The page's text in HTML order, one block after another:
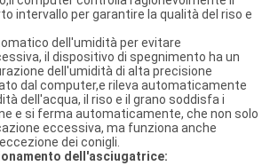
intervallo per garantire la qualità del riso e
dell'umidità per evitare
il dispositivo di spegnimento ha un
dell'umidità di alta precisione
dal computer,e rileva automaticamente
dell'acqua, il riso e il grano soddisfa i
e si ferma automaticamente, che non solo
eccessiva, ma funziona anche
dei conigli.
dell'asciugatrice: